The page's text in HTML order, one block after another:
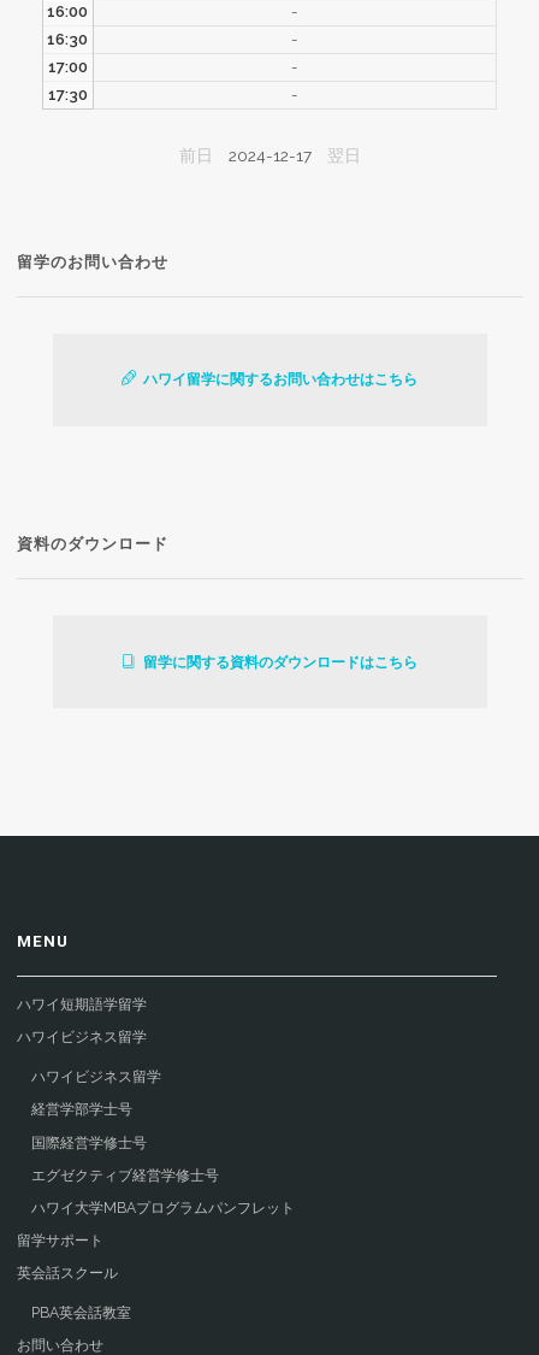
16:00
-
16:30
-
17:00
-
17:30
-
前日 2024-12-17 翌日
留学のお問い合わせ
ハワイ留学に関するお問い合わせはこちら
資料のダウンロード
留学に関する資料のダウンロードはこちら
MENU
ハワイ短期語学留学
ハワイビジネス留学
ハワイビジネス留学
経営学部学士号
国際経営学修士号
エグゼクティブ経営学修士号
ハワイ大学MBAプログラムパンフレット
留学サポート
英会話スクール
PBA英会話教室
お問い合わせ